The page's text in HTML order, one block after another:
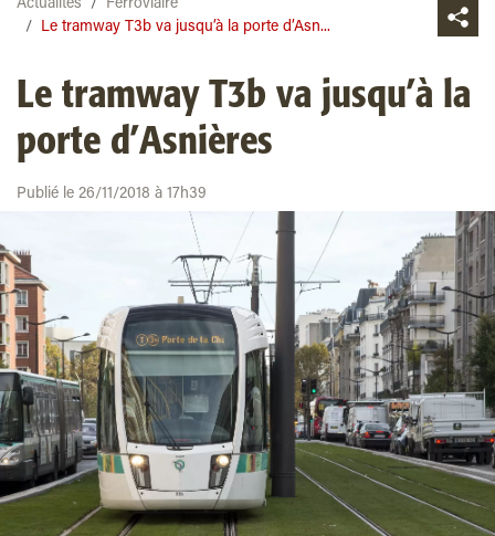
Actualités
Ferroviaire
Le tramway T3b va jusqu’à la porte d’Asn...
Le tramway T3b va jusqu’à la
porte d’Asnières
Publié le 26/11/2018 à 17h39